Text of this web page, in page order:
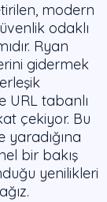
modern
odaklı
Ryan
gidermek
URL tabanlı
çekiyor. Bu
yaradığına
bir bakış
yenilikleri